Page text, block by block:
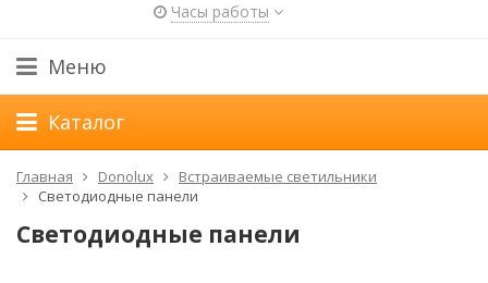
Часы работы
Меню
Каталог
Главная Donolux
Встраиваемые светильники
Светодиодные панели
Светодиодные панели